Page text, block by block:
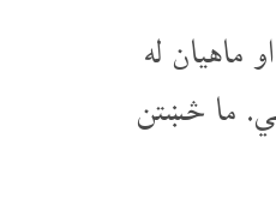
ماهیان له
ما څښتن